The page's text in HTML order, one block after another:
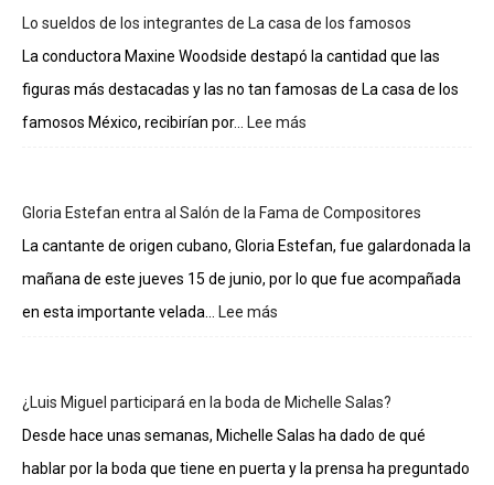
Lo sueldos de los integrantes de La casa de los famosos
La conductora Maxine Woodside destapó la cantidad que las
figuras más destacadas y las no tan famosas de La casa de los
famosos México, recibirían por...
Lee más
los
integrantes
La
Gloria Estefan entra al Salón de la Fama de Compositores
La cantante de origen cubano, Gloria Estefan, fue galardonada la
mañana de este jueves 15 de junio, por lo que fue acompañada
en esta importante velada...
Lee más
al
Salón
la
¿Luis Miguel participará en la boda de Michelle Salas?
Desde hace unas semanas, Michelle Salas ha dado de qué
hablar por la boda que tiene en puerta y la prensa ha preguntado